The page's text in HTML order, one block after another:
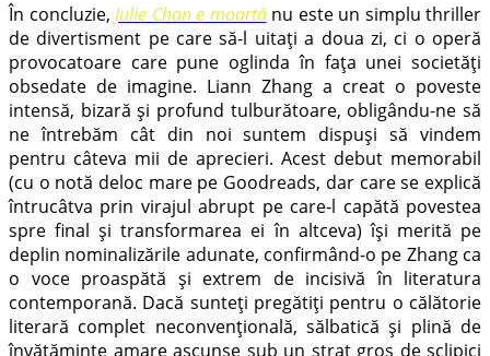
În concluzie, Julie Chan e moartănu este un simplu thriller
de divertisment pe care să-l uitați a doua zi, ci o operă
provocatoare care pune oglinda în fața unei societăți
obsedate de imagine. Liann Zhang a creat o poveste
intensă, bizară și profund tulburătoare, obligându-ne să
ne întrebăm cât din noi suntem dispuși să vindem
pentru câteva mii de aprecieri. Acest debut memorabil
(cu o notă deloc mare pe Goodreads, dar care se explică
întrucâtva prin virajul abrupt pe care-l capătă povestea
spre final și transformarea ei în altceva) își merită pe
deplin nominalizările adunate, confirmând-o pe Zhang ca
o voce proaspătă și extrem de incisivă în literatura
contemporană. Dacă sunteți pregătiți pentru o călătorie
literară complet neconvențională, sălbatică și plină de
învățăminte amare ascunse sub un strat gros de sclipici